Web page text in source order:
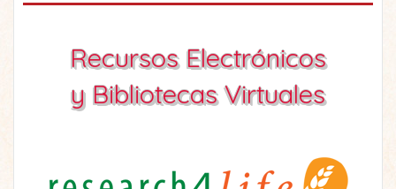
Recursos Electrónicos
y Bibliotecas Virtuales